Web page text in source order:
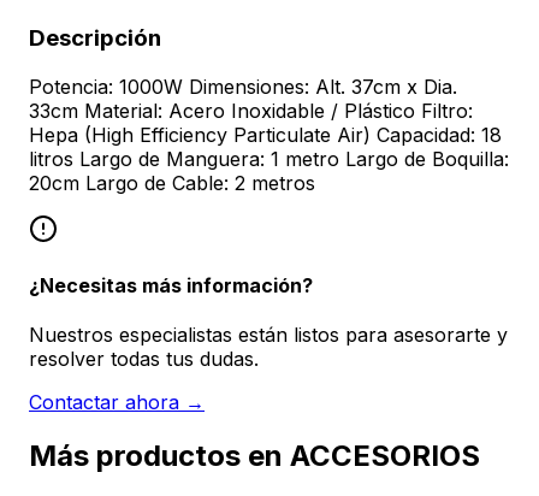
Descripción
Potencia: 1000W Dimensiones: Alt. 37cm x Dia.
33cm Material: Acero Inoxidable / Plástico Filtro:
Hepa (High Efficiency Particulate Air) Capacidad: 18
litros Largo de Manguera: 1 metro Largo de Boquilla:
20cm Largo de Cable: 2 metros
¿Necesitas más información?
Nuestros especialistas están listos para asesorarte y
resolver todas tus dudas.
Contactar ahora →
Más productos en ACCESORIOS